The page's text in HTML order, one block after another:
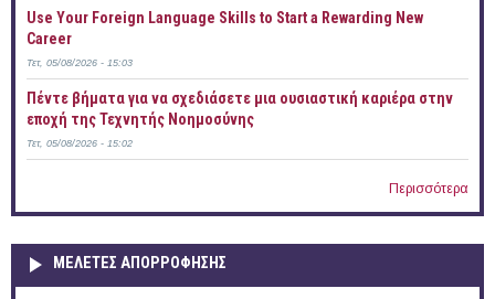
Use Your Foreign Language Skills to Start a Rewarding New
Career
Τετ, 05/08/2026 - 15:03
Πέντε βήματα για να σχεδιάσετε μια ουσιαστική καριέρα στην
εποχή της Τεχνητής Νοημοσύνης
Τετ, 05/08/2026 - 15:02
Περισσότερα
ΜΕΛΕΤΕΣ ΑΠΟΡΡΟΦΗΣΗΣ